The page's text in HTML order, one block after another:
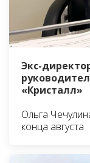
Экс-
«Кристалл»
Ольга
конца августа